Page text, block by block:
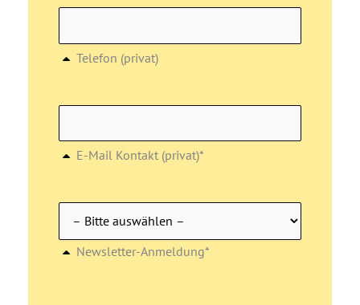
Telefon (privat)
E-Mail Kontakt (privat)*
Newsletter-Anmeldung*